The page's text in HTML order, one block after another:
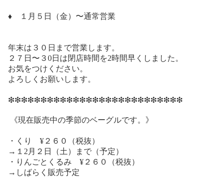
♦︎ １月５日（金）〜通常営業
年末は３０日まで営業します。
２７日〜３0日は閉店時間を2時間早く しました。
お気をつけください。
よろしくお願いします。
❇︎❇︎❇︎❇︎❇︎❇︎❇︎❇︎❇︎❇︎❇︎❇︎❇︎❇︎❇︎❇︎❇︎❇︎❇︎❇︎❇︎❇︎❇︎❇︎❇︎❇︎❇︎
《現在販売中の季節のベーグルです。》
・くり ¥２６０（税抜）
→１2月２日（土）まで（予定）
・りんごとくるみ ¥２６０（税抜）
→しばらく販売予定